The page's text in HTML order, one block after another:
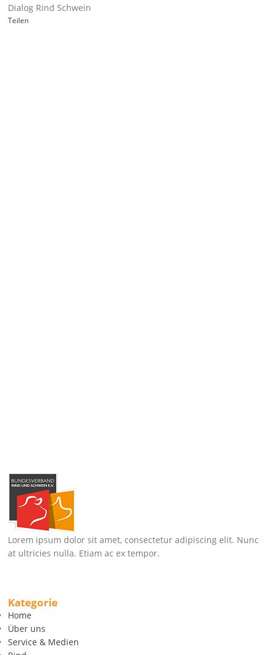
Dialog Rind Schwein
Teilen
Lorem ipsum dolor sit amet, consectetur adipiscing elit. Nunc
at ultricies nulla. Etiam ac ex tempor.
Kategorie
Home
Über uns
Service & Medien